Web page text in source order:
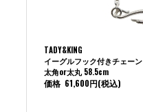
TADY&KING
イーグルフック付きチェーン
太角or太丸 58.5cm
価格 61,600円(税込)